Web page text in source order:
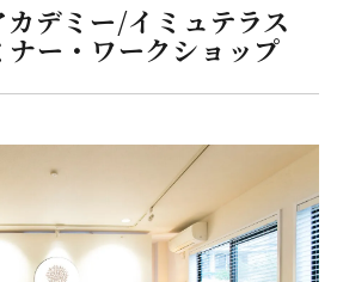
デミー/イミュテラス
ー・ワークショップ